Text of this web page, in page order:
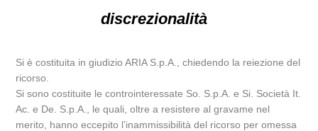
discrezionalità
Si è costituita in giudizio ARIA S.p.A., chiedendo la reiezione del
ricorso.
Si sono costituite le controinteressate So. S.p.A. e Si. Società It.
Ac. e De. S.p.A., le quali, oltre a resistere al gravame nel
merito, hanno eccepito l’inammissibilità del ricorso per omessa